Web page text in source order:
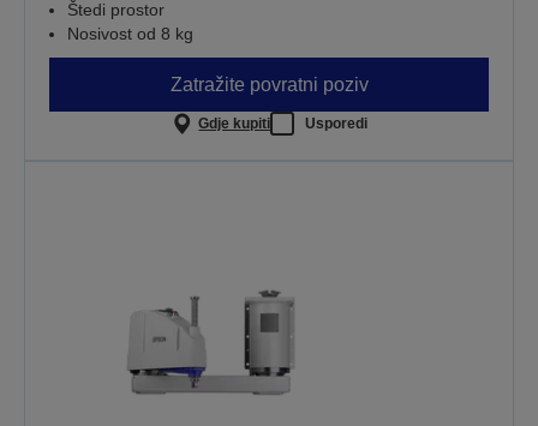
Štedi prostor
Nosivost od 8 kg
Zatražite povratni poziv
Gdje kupiti Usporedi